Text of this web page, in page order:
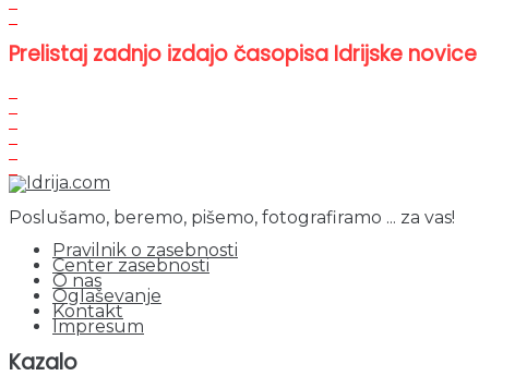
Prelistaj zadnjo izdajo časopisa Idrijske novice
Poslušamo, beremo, pišemo, fotografiramo ... za vas!
Pravilnik o zasebnosti
Center zasebnosti
O nas
Oglaševanje
Kontakt
Impresum
Kazalo